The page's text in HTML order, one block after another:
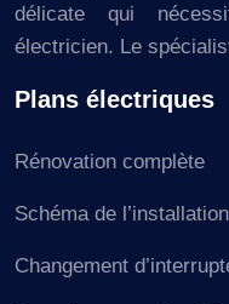
délicate qui
électricien. Le
Plans électriques
Rénovation complète
Schéma de l’installation
Changement